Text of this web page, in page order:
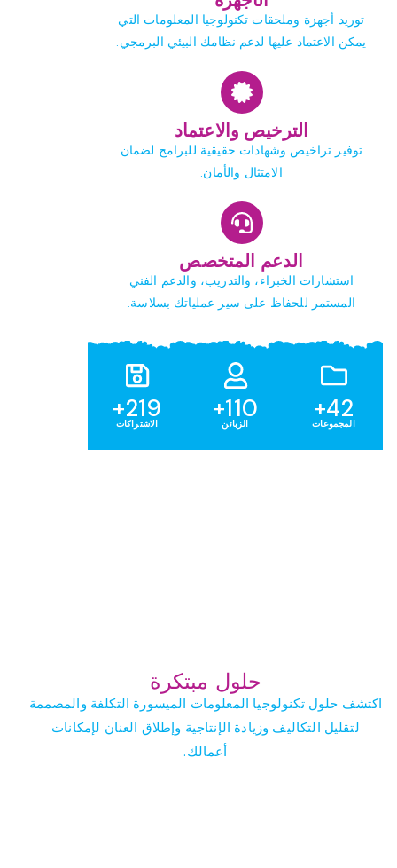
توريد أجهزة وملحقات تكنولوجيا المعلومات التي
يمكن الاعتماد عليها لدعم نظامك البيئي البرمجي.
الترخيص والاعتماد
توفير تراخيص وشهادات حقيقية للبرامج لضمان
الامتثال والأمان.
الدعم المتخصص
استشارات الخبراء، والتدريب، والدعم الفني
المستمر للحفاظ على سير عملياتك بسلاسة.
42+
المجموعات
110+
الزبائن
219+
الاشتراكات
حلول مبتكرة
اكتشف حلول تكنولوجيا المعلومات الميسورة التكلفة والمصممة
لتقليل التكاليف وزيادة الإنتاجية وإطلاق العنان لإمكانات
أعمالك.